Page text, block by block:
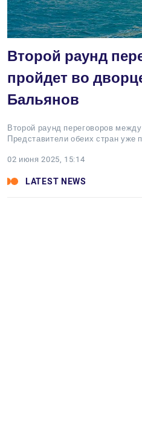
Второй раунд
пройдет во
Бальянов
Второй раунд переговоров
Представители обеих стран
02 июня 2025, 15:14
LATEST NEWS